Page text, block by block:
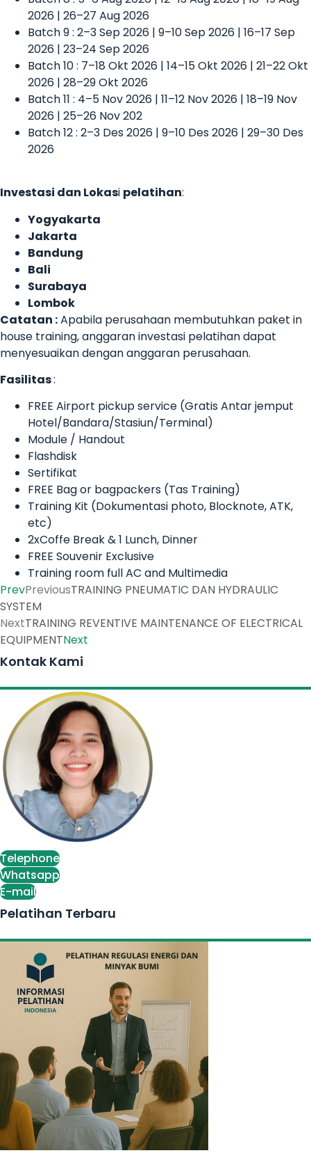
2026 | 26–27 Aug 2026
Batch 9 : 2–3 Sep 2026 | 9–10 Sep 2026 | 16–17 Sep
2026 | 23–24 Sep 2026
Batch 10 : 7–18 Okt 2026 | 14–15 Okt 2026 | 21–22 Okt
2026 | 28–29 Okt 2026
Batch 11 : 4–5 Nov 2026 | 11–12 Nov 2026 | 18–19 Nov
2026 | 25–26 Nov 202
Batch 12 : 2–3 Des 2026 | 9–10 Des 2026 | 29–30 Des
2026
Investasi dan Lokasi pelatihan:
Yogyakarta
Jakarta
Bandung
Bali
Surabaya
Lombok
Catatan :Apabila perusahaan membutuhkan paket in
house training, anggaran investasi pelatihan dapat
menyesuaikan dengan anggaran perusahaan.
Fasilitas:
FREE Airport pickup service (Gratis Antar jemput
Hotel/Bandara/Stasiun/Terminal)
Module / Handout
Flashdisk
Sertifikat
FREE Bag or bagpackers (Tas Training)
Training Kit (Dokumentasi photo, Blocknote, ATK,
etc)
2xCoffe Break & 1 Lunch, Dinner
FREE Souvenir Exclusive
Training room full AC and Multimedia
PrevPreviousTRAINING PNEUMATIC DAN HYDRAULIC
SYSTEM
NextTRAINING REVENTIVE MAINTENANCE OF ELECTRICAL
EQUIPMENTNext
Kontak Kami
Telephone
Whatsapp
E-mail
Pelatihan Terbaru